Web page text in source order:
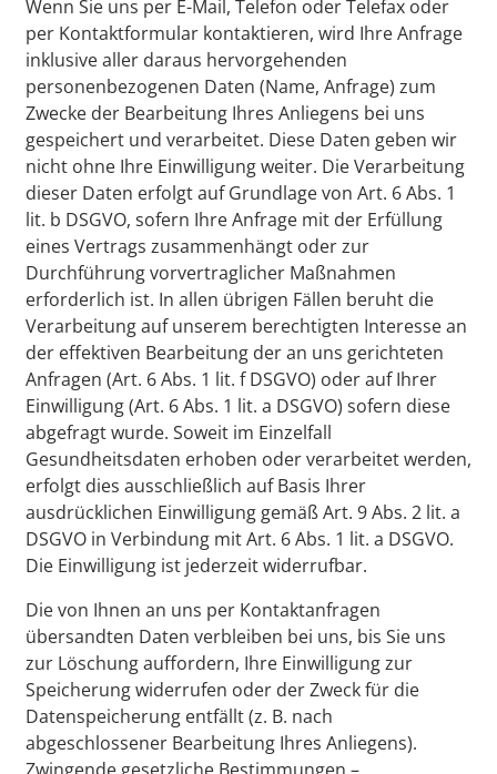
Wenn Sie uns per E-Mail, Telefon oder Telefax oder
per Kontaktformular kontaktieren, wird Ihre Anfrage
inklusive aller daraus hervorgehenden
personenbezogenen Daten (Name, Anfrage) zum
Zwecke der Bearbeitung Ihres Anliegens bei uns
gespeichert und verarbeitet. Diese Daten geben wir
nicht ohne Ihre Einwilligung weiter. Die Verarbeitung
dieser Daten erfolgt auf Grundlage von Art. 6 Abs. 1
lit. b DSGVO, sofern Ihre Anfrage mit der Erfüllung
eines Vertrags zusammenhängt oder zur
Durchführung vorvertraglicher Maßnahmen
erforderlich ist. In allen übrigen Fällen beruht die
Verarbeitung auf unserem berechtigten Interesse an
der effektiven Bearbeitung der an uns gerichteten
Anfragen (Art. 6 Abs. 1 lit. f DSGVO) oder auf Ihrer
Einwilligung (Art. 6 Abs. 1 lit. a DSGVO) sofern diese
abgefragt wurde. Soweit im Einzelfall
Gesundheitsdaten erhoben oder verarbeitet werden,
erfolgt dies ausschließlich auf Basis Ihrer
ausdrücklichen Einwilligung gemäß Art. 9 Abs. 2 lit. a
DSGVO in Verbindung mit Art. 6 Abs. 1 lit. a DSGVO.
Die Einwilligung ist jederzeit widerrufbar.
Die von Ihnen an uns per Kontaktanfragen
übersandten Daten verbleiben bei uns, bis Sie uns
zur Löschung auffordern, Ihre Einwilligung zur
Speicherung widerrufen oder der Zweck für die
Datenspeicherung entfällt (z. B. nach
abgeschlossener Bearbeitung Ihres Anliegens).